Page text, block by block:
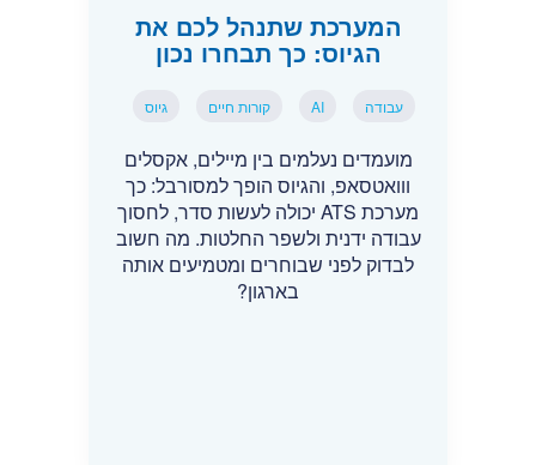
המערכת שתנהל לכם את
הגיוס: כך תבחרו נכון
עבודה AI קורות חיים גיוס
מועמדים נעלמים בין מיילים, אקסלים
ווואטסאפ, והגיוס הופך למסורבל: כך
מערכת ATS יכולה לעשות סדר, לחסוך
עבודה ידנית ולשפר החלטות. מה חשוב
לבדוק לפני שבוחרים ומטמיעים אותה
בארגון?